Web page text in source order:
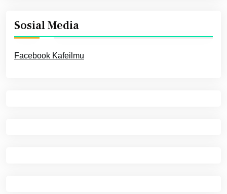
Sosial Media
Facebook Kafeilmu